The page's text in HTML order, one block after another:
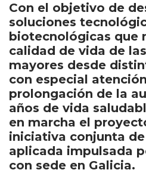
Con el objetivo de
soluciones
biotecnológicas que
calidad de vida de
mayores desde
con especial
prolongación de la
años de vida
en marcha el
iniciativa conjunta
aplicada impulsada
con sede en Galicia.